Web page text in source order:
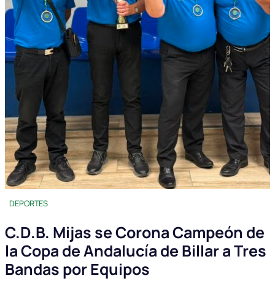
DEPORTES
C.D.B. Mijas se Corona Campeón de
la Copa de Andalucía de Billar a Tres
Bandas por Equipos